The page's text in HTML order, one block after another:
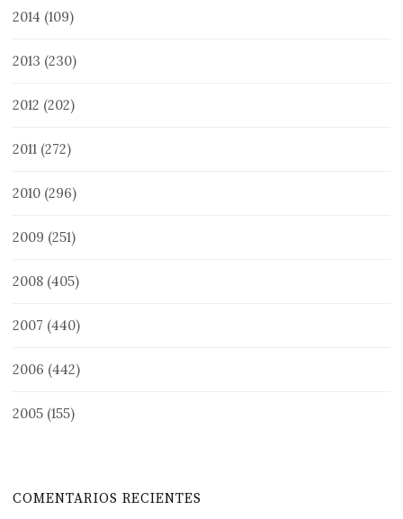
2014 (109)
2013 (230)
2012 (202)
2011 (272)
2010 (296)
2009 (251)
2008 (405)
2007 (440)
2006 (442)
2005 (155)
COMENTARIOS RECIENTES